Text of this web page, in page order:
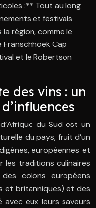
:** Tout au long
et festivals
région, comme le
Franschhoek Cap
et le Robertson
des vins : un
du Sud est un
du pays, fruit d’un
européennes et
les traditions culinaires
colons européens
et britanniques) et des
eux leurs saveurs